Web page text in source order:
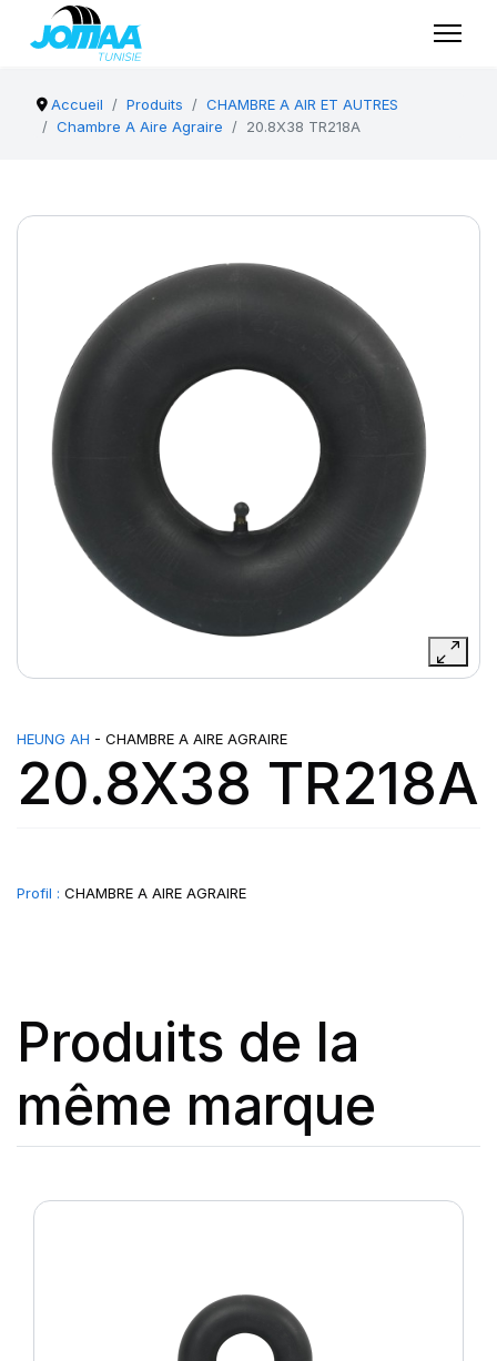
Accueil Produits
CHAMBRE A AIR ET AUTRES
Chambre A Aire Agraire
20.8X38 TR218A
HEUNG AH - CHAMBRE A AIRE AGRAIRE
20.8X38 TR218A
Profil : CHAMBRE A AIRE AGRAIRE
Produits de la
même marque